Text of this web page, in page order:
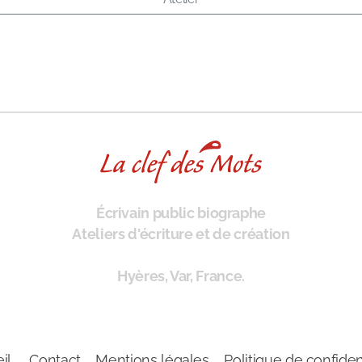
Écrivain public biographe
Ateliers d'écriture et de création
Hyères, Var, France.